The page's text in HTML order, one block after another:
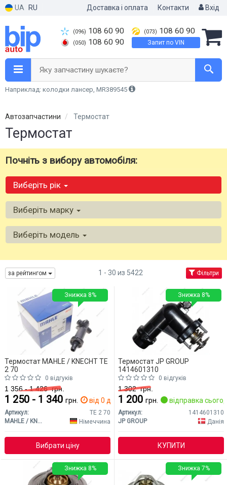
UA RU Доставка і оплата Контакти Вхід
(096) 108 60 90
(050) 108 60 90
(073) 108 60 90
Запит по VIN
Яку запчастину шукаєте?
Наприклад: колодки лансер, MR389545
Автозапчастини Термостат
Термостат
Почніть з вибору автомобіля:
Виберіть рік
Виберіть марку
Виберіть модель
за рейтингом 1 - 30 из 5422 Фільтри
Термостат MAHLE / KNECHT TE
2 70
0 відгуків
1 356 - 1 426грн.
1 250 - 1 340 грн. від 0 дн.
Артикул:
TE 2 70
MAHLE / KNECHT
Німеччина
Вибрати ціну
Знижка 8%
Термостат JP GROUP
1414601310
0 відгуків
1 302грн.
1 200 грн. відправка
Артикул:
1414601310
JP GROUP
Данія
КУПИТИ
Знижка 8%
Знижка 8% Знижка 7%